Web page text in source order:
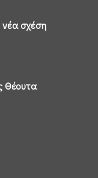
νέα σχέση
Θέουτα